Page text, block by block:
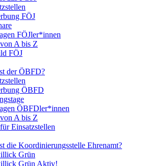
FÖJ
FÖJler*innen
A bis Z
FÖJ
der ÖBFD?
ÖBFD
ÖBFDler*innen
A bis Z
Einsatzstellen
die Koordinierungsstelle Ehrenamt?
Grün
Grün Aktiv!